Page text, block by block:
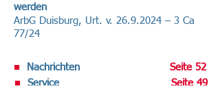
werden
ArbG Duisburg, Urt. v. 26.9.2024 – 3 Ca
77/24
■
Nachrichten
■
Service
Seite 52
Seite 49